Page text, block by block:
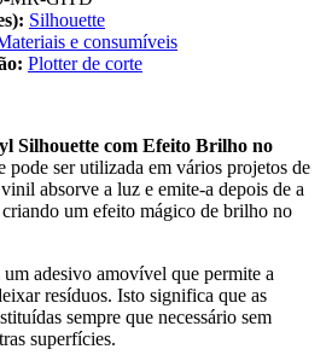
Silhouette
e consumíveis
Plotter de corte
Silhouette com Efeito Brilho no
pode ser utilizada em vários projetos de
absorve a luz e emite-a depois de a
um efeito mágico de brilho no
adesivo amovível que permite a
resíduos. Isto significa que as
sempre que necessário sem
superfícies.